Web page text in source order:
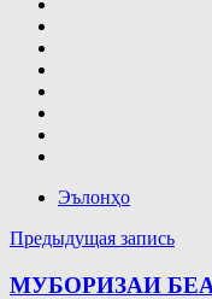
Эълонҳо
Навигация
по
Предыдущая запись
МУБОРИЗАИ